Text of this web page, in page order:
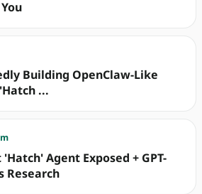
Building OpenClaw-Like
...
Agent Exposed + GPT-
Research